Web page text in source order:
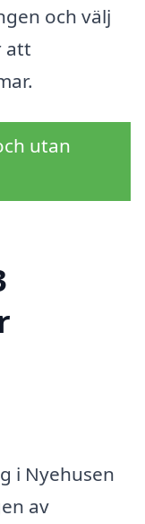
och välj
att
utan
i Nyehusen
av